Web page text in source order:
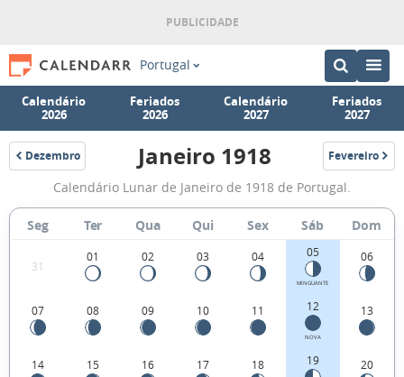
Portugal
Calendário
2026
Feriados
2026
Calendário
2027
Feriados
2027
Dezembro
1917
Fases
da
Lua
de
Janeiro
1918
Janeiro 1918 Fevereiro
1918
Calendário Lunar de Janeiro de 1918 de Portugal.
Seg Ter Qua Qui Sex Sáb Dom
31
01 02 03 04 05
MINGUANTE
06
07 08 09 10 11 12
NOVA
13
14 15 16 17 18 19 20